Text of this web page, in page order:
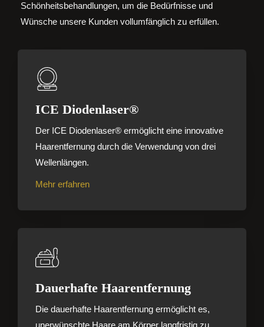
Schönheitsbehandlungen, um die Bedürfnisse und
Wünsche unsere Kunden vollumfänglich zu erfüllen.
ICE Diodenlaser®
Der ICE Diodenlaser® ermöglicht eine innovative
Haarentfernung durch die Verwendung von drei
Wellenlängen.
Mehr erfahren
Dauerhafte Haarentfernung
Die dauerhafte Haarentfernung ermöglicht es,